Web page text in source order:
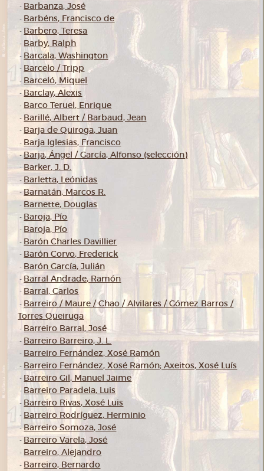
- Barbanza, José
- Barbéns, Francisco de
- Barbero, Teresa
- Barby, Ralph
- Barcala, Washington
- Barcelo / Tripp
- Barceló, Miquel
-Barclay, Alexis
- Barco Teruel, Enrique
- Barillé, Albert / Barbaud, Jean
- Barja de Quiroga, Juan
- Barja Iglesias, Francisco
-Barja, Ángel / García, Alfonso (selección)
-Barker, J. D.
- Barletta, Leónidas
-Barnatán, Marcos R.
- Barnette, Douglas
- Baroja, Pío
- Baroja, Pío
- Barón Charles Davillier
- Barón Corvo, Frederick
- Barón García, Julián
- Barral Andrade, Ramón
- Barral, Carlos
- Barreiro / Maure / Chao / Alvilares / Gómez Barros /
Torres Queiruga
- Barreiro Barral, José
- Barreiro Barreiro, J. L.
- Barreiro Fernández, Xosé Ramón
- Barreiro Fernández, Xosé Ramón; Axeitos, Xosé Luís
- Barreiro Gil, Manuel Jaime
- Barreiro Paradela, Luis
- Barreiro Rivas, Xosé Luis
- Barreiro Rodríguez, Herminio
-Barreiro Somoza, José
- Barreiro Varela, José
- Barreiro, Alejandro
- Barreiro, Bernardo